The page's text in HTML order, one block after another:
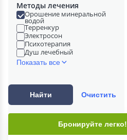
Методы лечения
Орошение минеральной
водой
Терренкур
Электросон
Психотерапия
Душ лечебный
Показать все
Найти Очистить
Бронируйте легко!